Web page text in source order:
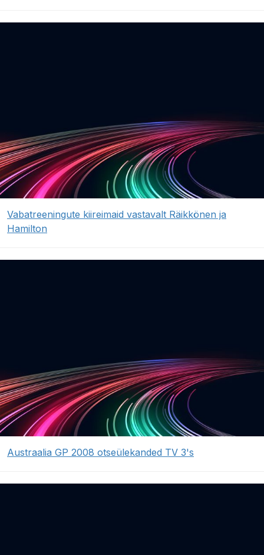
Vabatreeningute kiireimaid vastavalt Räikkönen ja
Hamilton
Austraalia GP 2008 otseülekanded TV 3's